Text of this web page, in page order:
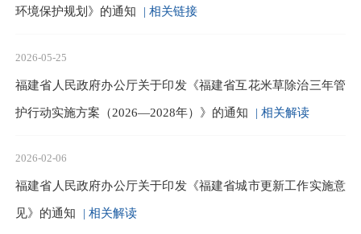
环境保护规划》的通知
| 相关链接
2026-05-25
福建省人民政府办公厅关于印发《福建省互花米草除治三年管
护行动实施方案（2026—2028年）》的通知
| 相关解读
2026-02-06
福建省人民政府办公厅关于印发《福建省城市更新工作实施意
见》的通知
| 相关解读